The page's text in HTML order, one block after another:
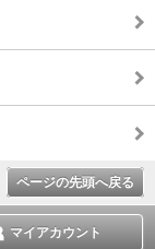
ページの先頭へ戻る
マイアカウント